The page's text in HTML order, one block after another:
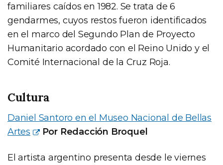
familiares caídos en 1982. Se trata de 6
gendarmes, cuyos restos fueron identificados
en el marco del Segundo Plan de Proyecto
Humanitario acordado con el Reino Unido y el
Comité Internacional de la Cruz Roja.
Cultura
Daniel Santoro en el Museo Nacional de Bellas
Artes
Por Redacción Broquel
El artista argentino presenta desde le viernes